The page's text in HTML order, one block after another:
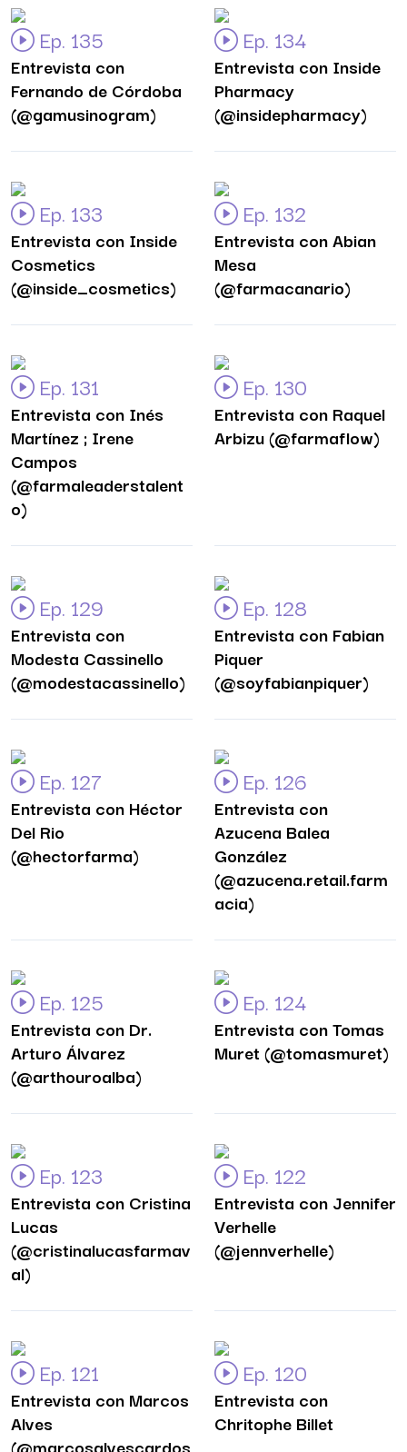
Ep. 135
Entrevista con
Fernando de Córdoba
(@gamusinogram)
Ep. 134
Entrevista con Inside
Pharmacy
(@insidepharmacy)
Ep. 133
Entrevista con Inside
Cosmetics
(@inside_cosmetics)
Ep. 132
Entrevista con Abian
Mesa
(@farmacanario)
Ep. 131
Entrevista con Inés
Martínez ; Irene
Campos
(@farmaleaderstalent
o)
Ep. 130
Entrevista con Raquel
Arbizu (@farmaflow)
Ep. 129
Entrevista con
Modesta Cassinello
(@modestacassinello)
Ep. 128
Entrevista con Fabian
Piquer
(@soyfabianpiquer)
Ep. 127
Entrevista con Héctor
Del Rio
(@hectorfarma)
Ep. 126
Entrevista con
Azucena Balea
González
(@azucena.retail.farm
acia)
Ep. 125
Entrevista con Dr.
Arturo Álvarez
(@arthouroalba)
Ep. 124
Entrevista con Tomas
Muret (@tomasmuret)
Ep. 123
Entrevista con Cristina
Lucas
(@cristinalucasfarmav
al)
Ep. 122
Entrevista con Jennifer
Verhelle
(@jennverhelle)
Ep. 121
Entrevista con Marcos
Alves
(@marcosalvescardos
Ep. 120
Entrevista con
Chritophe Billet